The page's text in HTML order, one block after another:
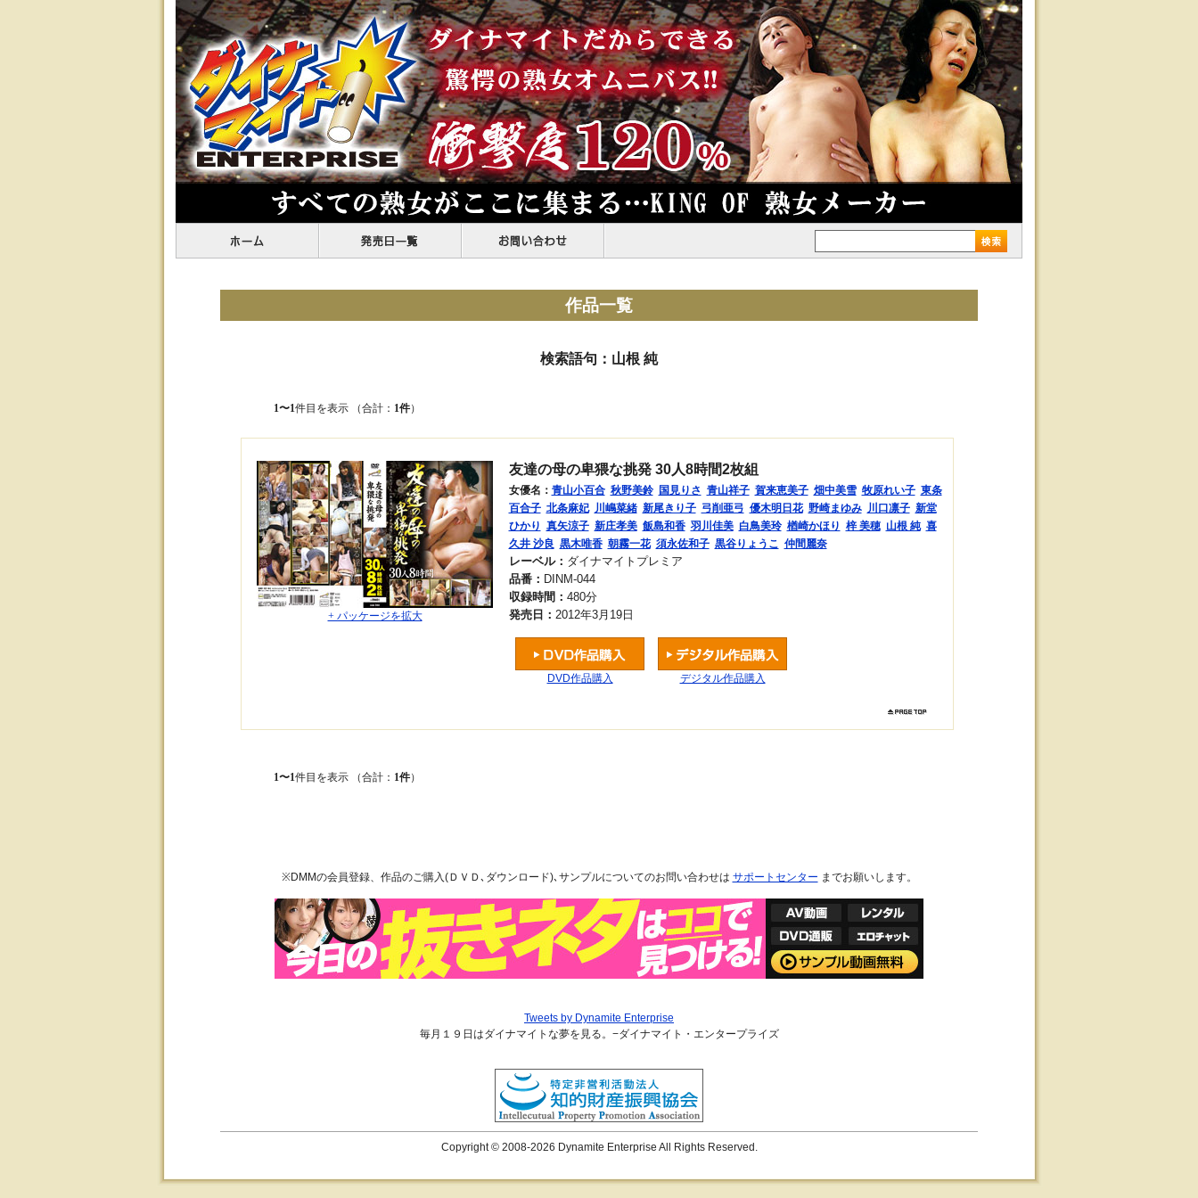
作品一覧
検索語句：山根 純
1〜1件目を表示 （合計： 1件）
+ パッケージを拡大
友達の母の卑猥な挑発 30人8時間2枚組
女優名： 青山小百合 秋野美鈴 国見りさ 青山祥子 賀来恵美子 畑中美雪 牧原れい子 東条
百合子 北条麻妃 川嶋菜緒 新尾きり子 弓削亜弓 優木明日花 野崎まゆみ 川口凛子 新堂
ひかり 真矢涼子 新庄孝美 飯島和香 羽川佳美 白鳥美玲 楢崎かほり 梓 美穂 山根 純 喜
久井 沙良 黒木唯香 朝霧一花 須永佐和子 黒谷りょうこ 仲間麗奈
レーベル： ダイナマイトプレミア
品番： DINM-044
収録時間： 480分
発売日： 2012年3月19日
DVD作品購入 デジタル作品購入
1〜1件目を表示 （合計： 1件）
※DMMの会員登録、作品のご購入(ＤＶＤ､ダウンロード)､サンプルについてのお問い合わせは サポートセンター までお願いします。
Tweets by Dynamite Enterprise
毎月１９日はダイナマイトな夢を見る。−ダイナマイト・エンタープライズ
Copyright © 2008-2026 Dynamite Enterprise All Rights Reserved.